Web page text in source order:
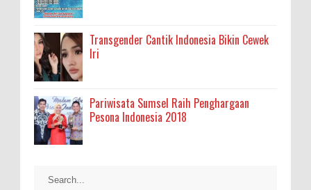
Transgender Cantik Indonesia Bikin Cewek
Iri
Pariwisata Sumsel Raih Penghargaan
Pesona Indonesia 2018